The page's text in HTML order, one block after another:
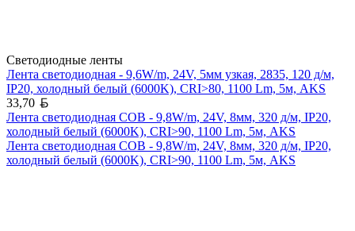
Светодиодные ленты
Лента светодиодная - 9,6W/m, 24V, 5мм узкая, 2835, 120 д/м,
IP20, холодный белый (6000K), CRI>80, 1100 Lm, 5м, AKS
33,70
Лента светодиодная COB - 9,8W/m, 24V, 8мм, 320 д/м, IP20,
холодный белый (6000K), CRI>90, 1100 Lm, 5м, AKS
Лента светодиодная COB - 9,8W/m, 24V, 8мм, 320 д/м, IP20,
холодный белый (6000K), CRI>90, 1100 Lm, 5м, AKS